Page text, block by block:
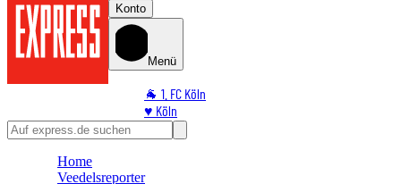
Konto
Menü
🐐 1. FC Köln
♥️ Köln
⭐ Promi
🛒 Shoppingwelt
Home
Veedelsreporter